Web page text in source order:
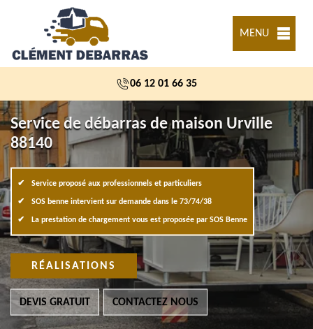
MENU
06 12 01 66 35
Service de débarras de maison Urville
88140
Service proposé aux professionnels et particuliers
SOS benne intervient sur demande dans le 73/74/38
La prestation de chargement vous est proposée par SOS Benne
RÉALISATIONS
DEVIS GRATUIT CONTACTEZ NOUS